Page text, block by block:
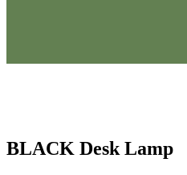
BLACK Desk Lamp